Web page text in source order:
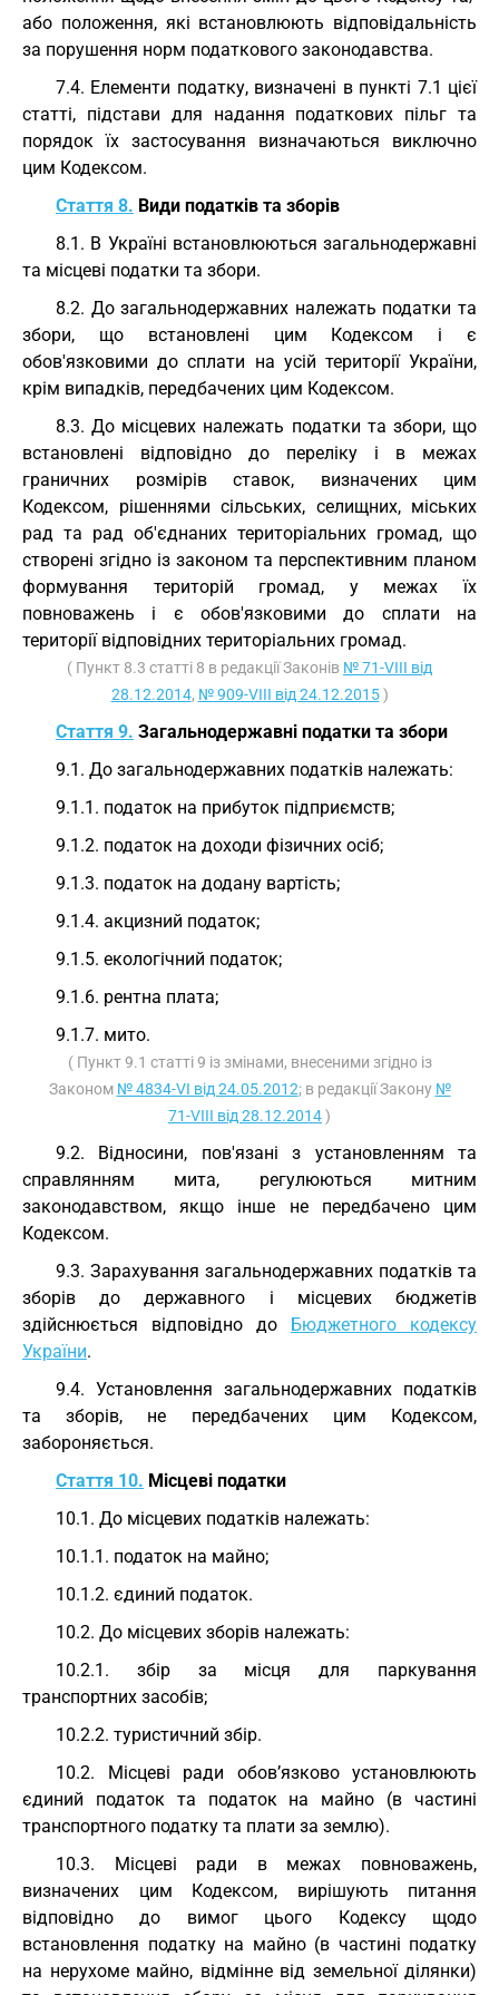
або положення, які встановлюють відповідальність
за порушення норм податкового законодавства.
7.4. Елементи податку, визначені в пункті 7.1 цієї
статті, підстави для надання податкових пільг та
порядок їх застосування визначаються виключно
цим Кодексом.
Стаття 8. Види податків та зборів
8.1. В Україні встановлюються загальнодержавні
та місцеві податки та збори.
8.2. До загальнодержавних належать податки та
збори, що встановлені цим Кодексом і є
обов'язковими до сплати на усій території України,
крім випадків, передбачених цим Кодексом.
8.3. До місцевих належать податки та збори, що
встановлені відповідно до переліку і в межах
граничних розмірів ставок, визначених цим
Кодексом, рішеннями сільських, селищних, міських
рад та рад об'єднаних територіальних громад, що
створені згідно із законом та перспективним планом
формування територій громад, у межах їх
повноважень і є обов'язковими до сплати на
території відповідних територіальних громад.
( Пункт 8.3 статті 8 в редакції Законів № 71-VIII від
28.12.2014, № 909-VIII від 24.12.2015)
Стаття 9. Загальнодержавні податки та збори
9.1. До загальнодержавних податків належать:
9.1.1. податок на прибуток підприємств;
9.1.2. податок на доходи фізичних осіб;
9.1.3. податок на додану вартість;
9.1.4. акцизний податок;
9.1.5. екологічний податок;
9.1.6. рентна плата;
9.1.7. мито.
( Пункт 9.1 статті 9 із змінами, внесеними згідно із
Законом № 4834-VI від 24.05.2012; в редакції Закону №
71-VIII від 28.12.2014)
9.2. Відносини, пов'язані з установленням та
справлянням мита, регулюються митним
законодавством, якщо інше не передбачено цим
Кодексом.
9.3. Зарахування загальнодержавних податків та
зборів до державного і місцевих бюджетів
здійснюється відповідно до Бюджетного кодексу
України.
9.4. Установлення загальнодержавних податків
та зборів, не передбачених цим Кодексом,
забороняється.
Стаття 10. Місцеві податки
10.1. До місцевих податків належать:
10.1.1. податок на майно;
10.1.2. єдиний податок.
10.2. До місцевих зборів належать:
10.2.1. збір за місця для паркування
транспортних засобів;
10.2.2. туристичний збір.
10.2. Місцеві ради обов’язково установлюють
єдиний податок та податок на майно (в частині
транспортного податку та плати за землю).
10.3. Місцеві ради в межах повноважень,
визначених цим Кодексом, вирішують питання
відповідно до вимог цього Кодексу щодо
встановлення податку на майно (в частині податку
на нерухоме майно, відмінне від земельної ділянки)